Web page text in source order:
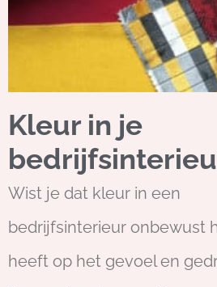
Kleur in je
Wist je dat kleur in een
bedrijfsinterieur onbewust
heeft op het gevoel en